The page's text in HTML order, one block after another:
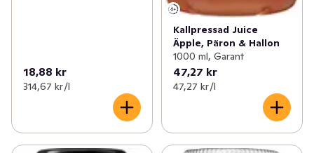
18,88 kr
314,67 kr /l
Kallpressad Juice
Äpple, Päron & Hallon
1000 ml, Garant
47,27 kr
47,27 kr /l